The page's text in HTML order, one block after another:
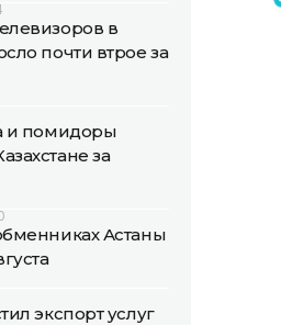
в
почти втрое за
и помидоры
за
Астаны
экспорт услуг